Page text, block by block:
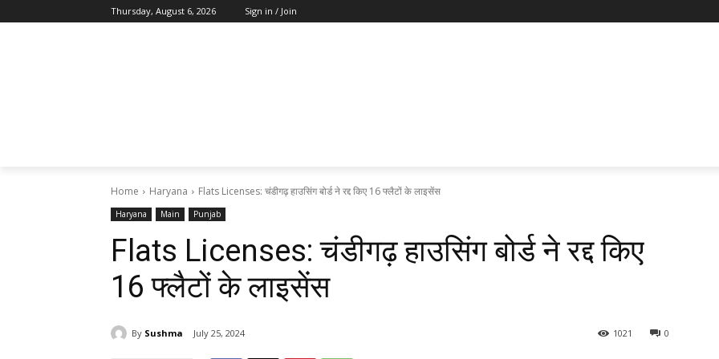
Thursday, August 6, 2026 Sign in / Join
Home Haryana Flats Licenses: चंडीगढ़ हाउसिंग बोर्ड ने रद्द किए 16 फ्लैटों के लाइसेंस
Haryana Main Punjab
Flats Licenses: चंडीगढ़ हाउसिंग बोर्ड ने रद्द किए
16 फ्लैटों के लाइसेंस
By Sushma July 25, 2024 0
1021